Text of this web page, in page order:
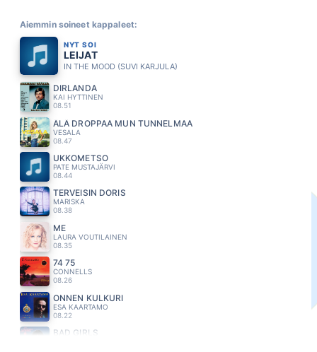
Aiemmin soineet kappaleet:
NYT SOI
LEIJAT
IN THE MOOD (SUVI KARJULA)
DIRLANDA
KAI HYTTINEN
08.51
ÄLÄ DROPPAA MUN TUNNELMAA
VESALA
08.47
UKKOMETSO
PATE MUSTAJÄRVI
08.44
TERVEISIN DORIS
MARISKA
08.38
ME
LAURA VOUTILAINEN
08.35
74 75
CONNELLS
08.26
ONNEN KULKURI
ESA KAARTAMO
08.22
BAD GIRLS